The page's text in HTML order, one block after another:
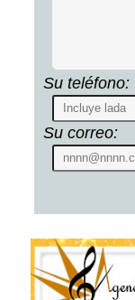
Su teléfono:
Su correo: